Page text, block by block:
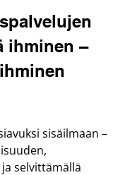
ihminen –
sisäilmaan –
selvittämällä